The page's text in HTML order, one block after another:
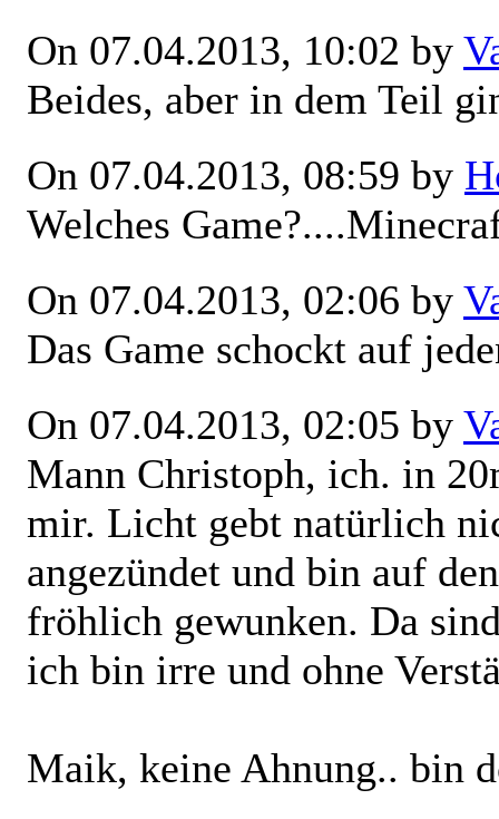
On 07.04.2013, 10:02 by
Beides, aber in dem Teil
On 07.04.2013, 08:59 by
Welches
On 07.04.2013, 02:06 by
Das Game schockt auf
On 07.04.2013, 02:05 by
Mann Christoph, ich. in
mir. Licht gebt natürlich
angezündet und bin auf
fröhlich gewunken. Da
ich bin irre und ohne
Maik, keine Ahnung.. bin